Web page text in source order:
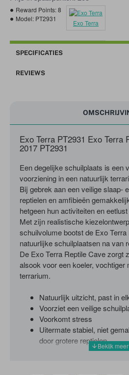
Reward Points:8
Model: PT2931
Exo Terra
SPECIFICATIES
REVIEWS
Exo Terra PT2931 Exo Terra
2017 PT2931
Een degelijke schuilplaats is een
voorziening in een natuurlijk
Bij gebrek aan een veilige slaap-
reptielen en amfibieën
hetgeen hun activiteiten en
Met zijn realistische
schuilvolume bootst de Exo
natuurlijke schuilplaatsen na van
De Exo Terra Reptile Cave zorgt
alsook voor een koeler, vochtiger
terrarium.
Natuurlijk uitzicht, past in
Voorziet een veilige
Voorkomt stress
Uitermate stabiel, niet
door grotere reptielen